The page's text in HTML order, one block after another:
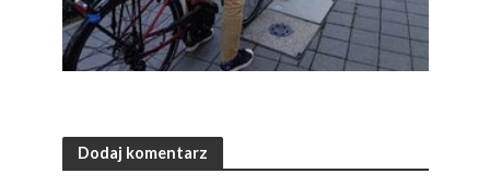
Dodaj komentarz